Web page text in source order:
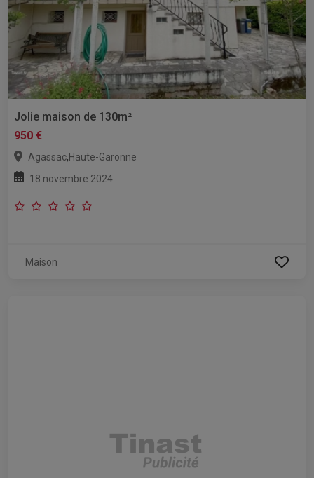
Jolie maison de 130m²
950 €
Agassac,Haute-Garonne
18 novembre 2024
Maison